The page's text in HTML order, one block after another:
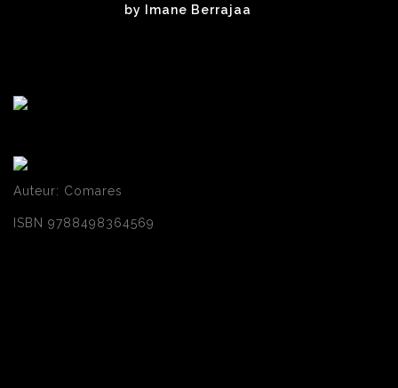
by
Imane Berrajaa
Auteur: Comares
ISBN 9788498364569